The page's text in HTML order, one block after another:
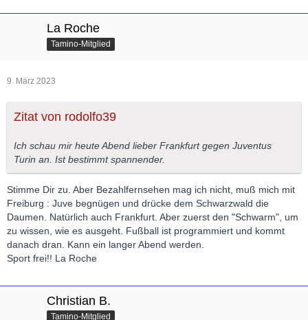
La Roche
Tamino-Mitglied
9. März 2023
Zitat von rodolfo39
Ich schau mir heute Abend lieber Frankfurt gegen Juventus
Turin an. Ist bestimmt spannender.
Stimme Dir zu. Aber Bezahlfernsehen mag ich nicht, muß mich mit
Freiburg : Juve begnügen und drücke dem Schwarzwald die
Daumen. Natürlich auch Frankfurt. Aber zuerst den "Schwarm", um
zu wissen, wie es ausgeht. Fußball ist programmiert und kommt
danach dran. Kann ein langer Abend werden.
Sport frei!! La Roche
Christian B.
Tamino-Mitglied